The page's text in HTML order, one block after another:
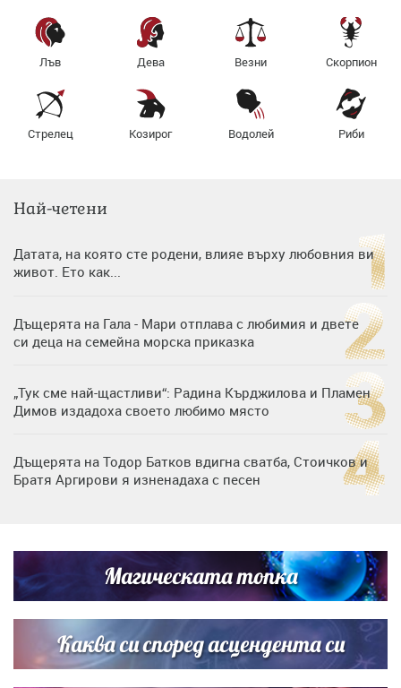
Лъв Дева Везни Скорпион
Стрелец Козирог Водолей Риби
Най-четени
Датата, на която сте родени, влияе върху любовния ви
живот. Ето как...
Дъщерята на Гала - Мари отплава с любимия и двете
си деца на семейна морска приказка
„Тук сме най-щастливи“: Радина Кърджилова и Пламен
Димов издадоха своето любимо място
Дъщерята на Тодор Батков вдигна сватба, Стоичков и
Братя Аргирови я изненадаха с песен
Списъкът е ясен: Джей Ло и Риана във ВИП гостите на
сватбата на Роналдо
Магическата топка
Каква си според асцендента си